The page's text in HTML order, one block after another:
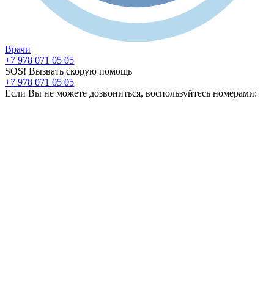
Врачи
+7 978 071 05 05
SOS! Вызвать скорую помощь
+7 978 071 05 05
Если Вы не можете дозвониться, воспользуйтесь номерами: